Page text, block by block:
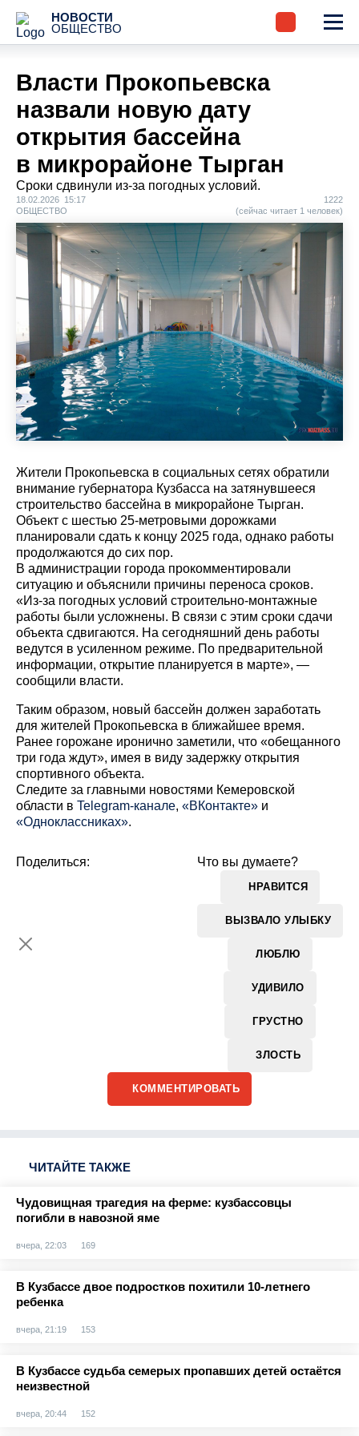
НОВОСТИ
ОБЩЕСТВО
Власти Прокопьевска
назвали новую дату
открытия бассейна
в микрорайоне Тырган
Сроки сдвинули из-за погодных условий.
18.02.2026 15:17
ОБЩЕСТВО
1222
(сейчас читает 1 человек)
Жители Прокопьевска в социальных сетях обратили
внимание губернатора Кузбасса на затянувшееся
строительство бассейна в микрорайоне Тырган.
Объект с шестью 25-метровыми дорожками
планировали сдать к концу 2025 года, однако работы
продолжаются до сих пор.
В администрации города прокомментировали
ситуацию и объяснили причины переноса сроков.
«Из-за погодных условий строительно-монтажные
работы были усложнены. В связи с этим сроки сдачи
объекта сдвигаются. На сегодняшний день работы
ведутся в усиленном режиме. По предварительной
информации, открытие планируется в марте», —
сообщили власти.
Таким образом, новый бассейн должен заработать
для жителей Прокопьевска в ближайшее время.
Ранее горожане иронично заметили, что «обещанного
три года ждут», имея в виду задержку открытия
спортивного объекта.
Cледите за главными новостями Кемеровской
области в Telegram-канале, «ВКонтакте» и
«Одноклассниках».
Что вы думаете?
НРАВИТСЯ
ВЫЗВАЛО УЛЫБКУ
ЛЮБЛЮ
УДИВИЛО
ГРУСТНО
ЗЛОСТЬ
Поделиться:
КОММЕНТИРОВАТЬ
ЧИТАЙТЕ ТАКЖЕ
Чудовищная трагедия на ферме: кузбассовцы
погибли в навозной яме
вчера, 22:03 169
В Кузбассе двое подростков похитили 10-летнего
ребенка
вчера, 21:19 153
В Кузбассе судьба семерых пропавших детей остаётся
неизвестной
вчера, 20:44 152